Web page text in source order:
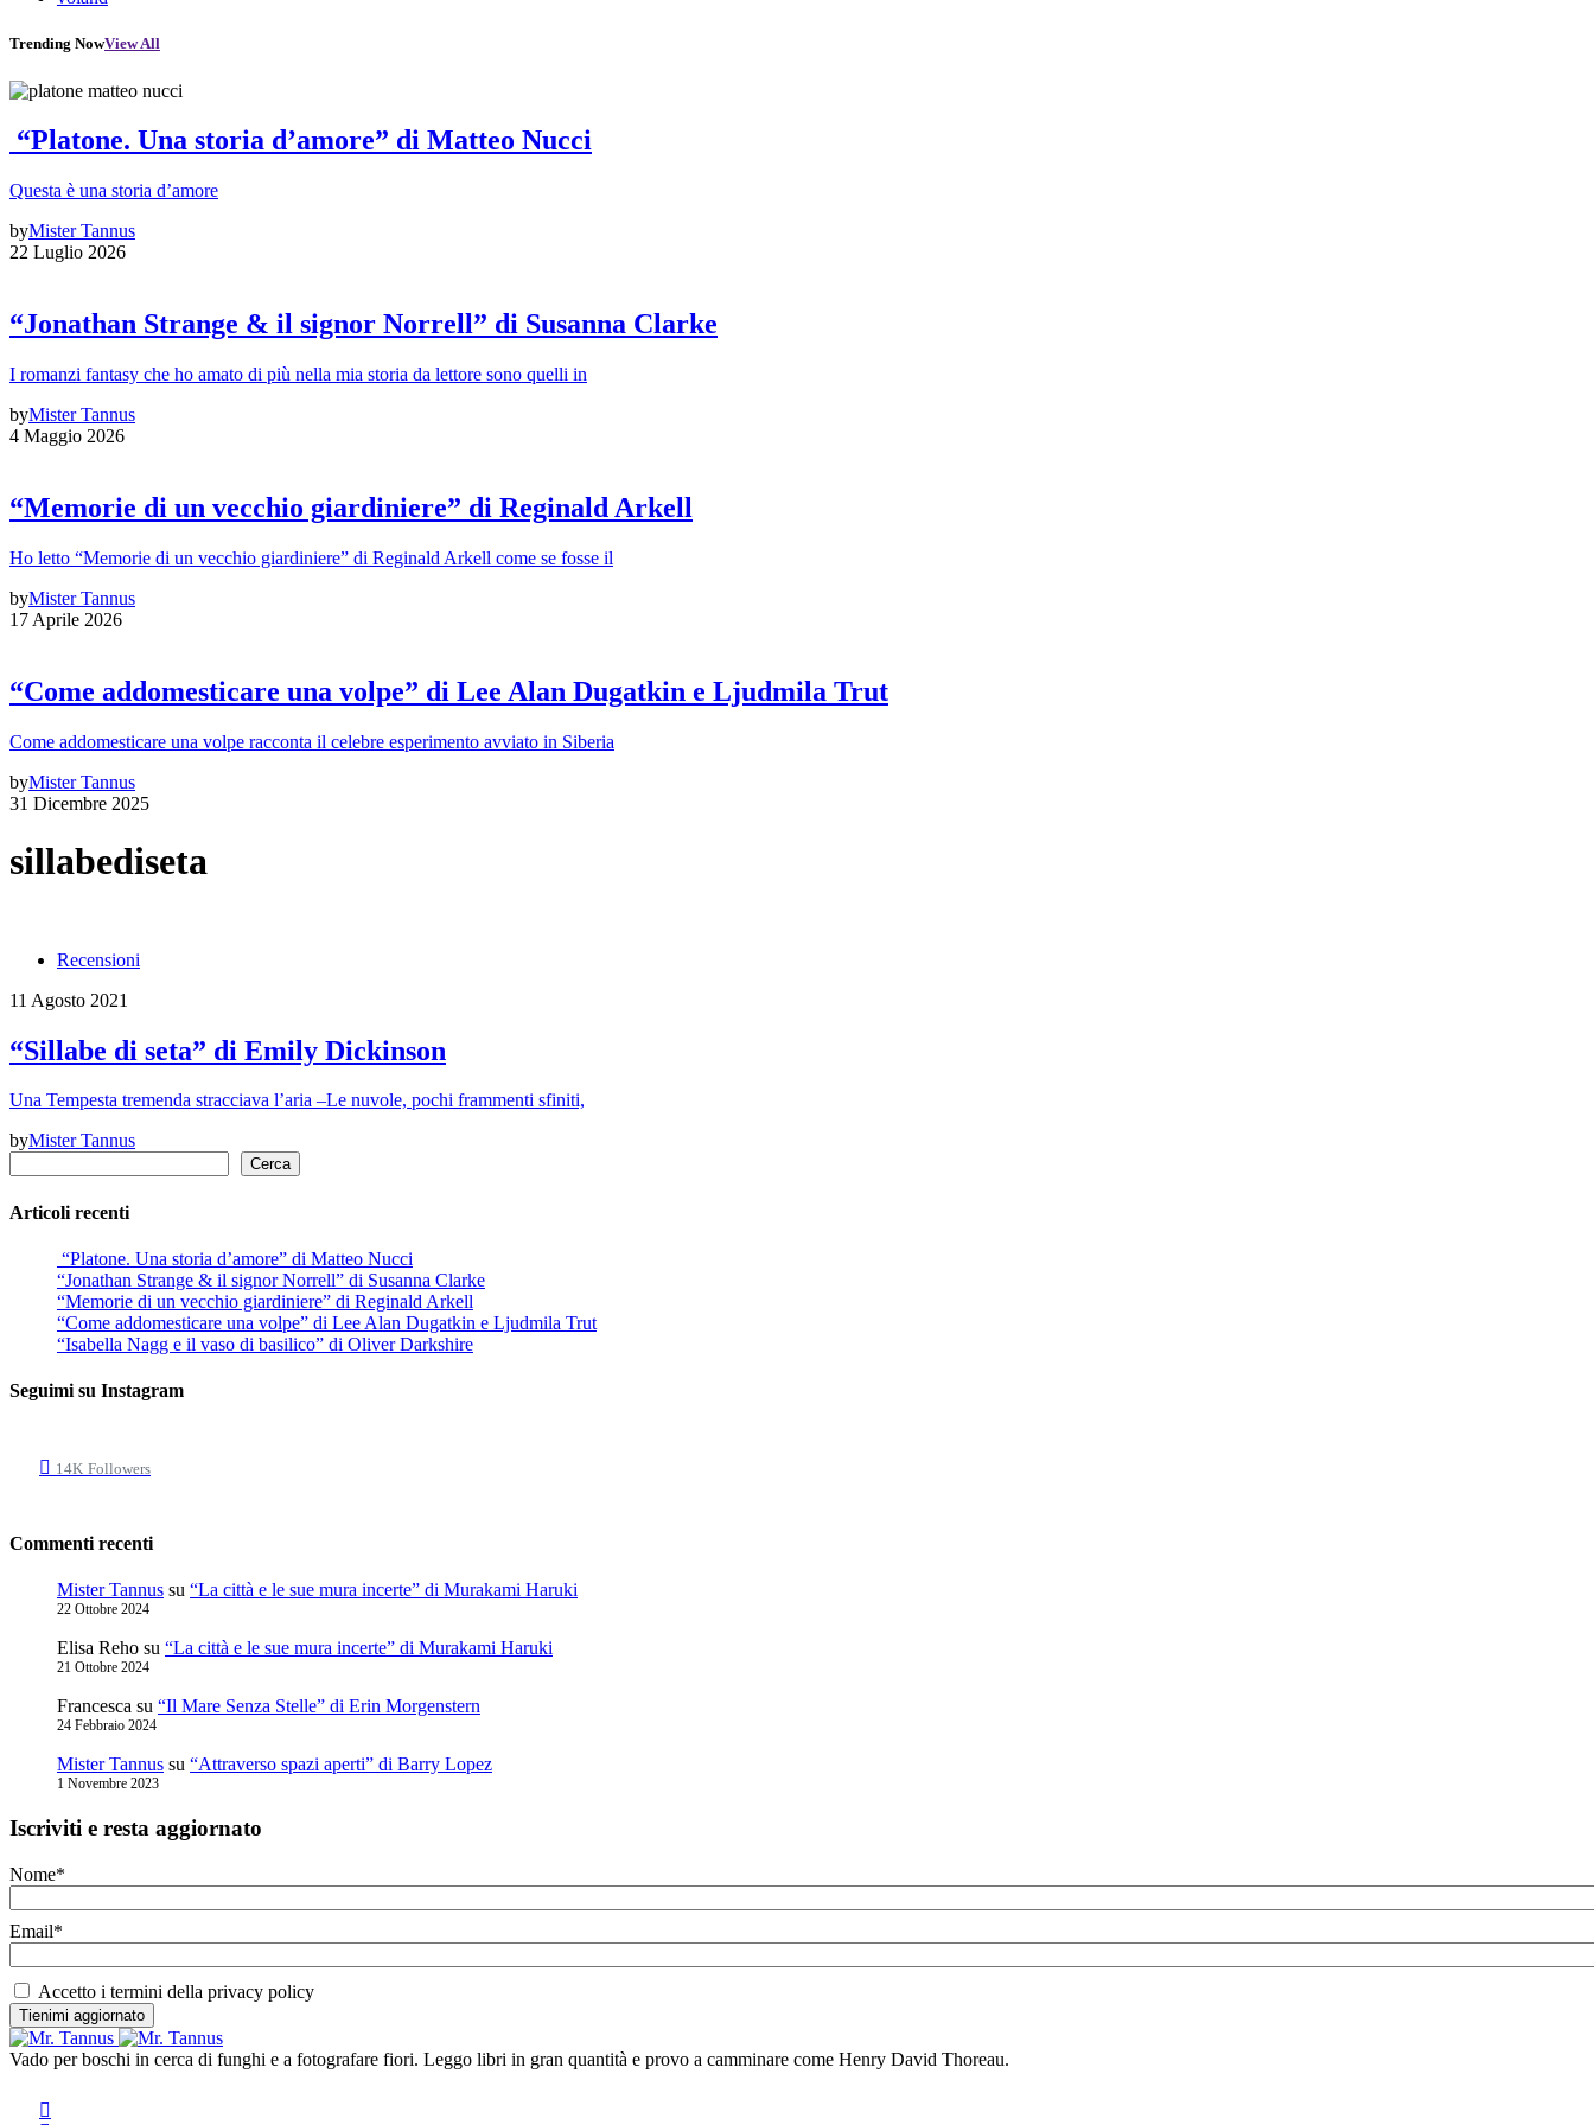
Trending NowView All
“Platone. Una storia d’amore” di Matteo Nucci
Questa è una storia d’amore
byMister Tannus
22 Luglio 2026
“Jonathan Strange & il signor Norrell” di Susanna Clarke
I romanzi fantasy che ho amato di più nella mia storia da lettore sono quelli in
byMister Tannus
4 Maggio 2026
“Memorie di un vecchio giardiniere” di Reginald Arkell
Ho letto “Memorie di un vecchio giardiniere” di Reginald Arkell come se fosse il
byMister Tannus
17 Aprile 2026
“Come addomesticare una volpe” di Lee Alan Dugatkin e Ljudmila Trut
Come addomesticare una volpe racconta il celebre esperimento avviato in Siberia
byMister Tannus
31 Dicembre 2025
sillabediseta
Recensioni
11 Agosto 2021
“Sillabe di seta” di Emily Dickinson
Una Tempesta tremenda stracciava l’aria –Le nuvole, pochi frammenti sfiniti,
byMister Tannus
Cerca
Articoli recenti
“Platone. Una storia d’amore” di Matteo Nucci
“Jonathan Strange & il signor Norrell” di Susanna Clarke
“Memorie di un vecchio giardiniere” di Reginald Arkell
“Come addomesticare una volpe” di Lee Alan Dugatkin e Ljudmila Trut
“Isabella Nagg e il vaso di basilico” di Oliver Darkshire
Seguimi su Instagram
14K Followers
Commenti recenti
Mister Tannus su “La città e le sue mura incerte” di Murakami Haruki
22 Ottobre 2024
Elisa Reho su “La città e le sue mura incerte” di Murakami Haruki
21 Ottobre 2024
Francesca su “Il Mare Senza Stelle” di Erin Morgenstern
24 Febbraio 2024
Mister Tannus su “Attraverso spazi aperti” di Barry Lopez
1 Novembre 2023
Iscriviti e resta aggiornato
Nome*
Email*
Accetto i termini della privacy policy
Vado per boschi in cerca di funghi e a fotografare fiori. Leggo libri in gran quantità e provo a camminare come Henry David Thoreau.